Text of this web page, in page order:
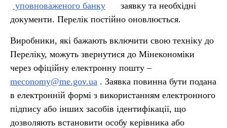
уповноваженого банку
заявку та необхідні
документи. Перелік постійно оновлюється.
Виробники, які бажають включити свою техніку до
Переліку, можуть звернутися до Мінекономіки
через офіційну електронну пошту –
meconomy@me.gov.ua . Заявка повинна бути подана
в електронній формі з використанням електронного
підпису або інших засобів ідентифікації, що
дозволяють встановити особу керівника або